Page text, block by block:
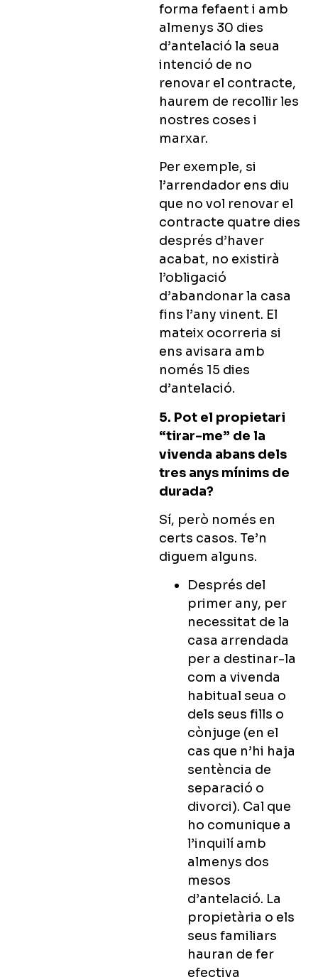
forma fefaent i amb
almenys 30 dies
d’antelació la seua
intenció de no
renovar el contracte,
haurem de recollir les
nostres coses i
marxar.
Per exemple, si
l’arrendador ens diu
que no vol renovar el
contracte quatre dies
després d’haver
acabat, no existirà
l’obligació
d’abandonar la casa
fins l’any vinent. El
mateix ocorreria si
ens avisara amb
només 15 dies
d’antelació.
5. Pot el propietari
“tirar-me” de la
vivenda abans dels
tres anys mínims de
durada?
Sí, però només en
certs casos. Te’n
diguem alguns.
Després del
primer any, per
necessitat de la
casa arrendada
per a destinar-la
com a vivenda
habitual seua o
dels seus fills o
cònjuge (en el
cas que n’hi haja
sentència de
separació o
divorci). Cal que
ho comunique a
l’inquilí amb
almenys dos
mesos
d’antelació. La
propietària o els
seus familiars
hauran de fer
efectiva